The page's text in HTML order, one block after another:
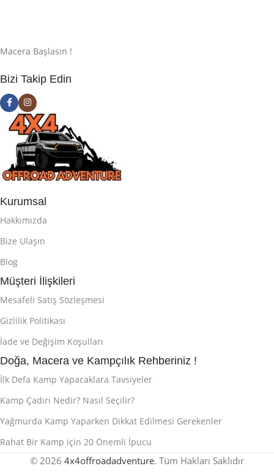
Macera Başlasın !
Bizi Takip Edin
Kurumsal
Hakkımızda
Bize Ulaşın
Blog
Müşteri İlişkileri
Mesafeli Satış Sözleşmesi
Gizlilik Politikası
İade ve Değişim Koşulları
Doğa, Macera ve Kampçılık Rehberiniz !
İlk Defa Kamp Yapacaklara Tavsiyeler
Kamp Çadırı Nedir? Nasıl Seçilir?
Yağmurda Kamp Yaparken Dikkat Edilmesi Gerekenler
Rahat Bir Kamp için 20 Önemli İpucu
© 2026 4x4offroadadventure. Tüm Hakları Saklıdır